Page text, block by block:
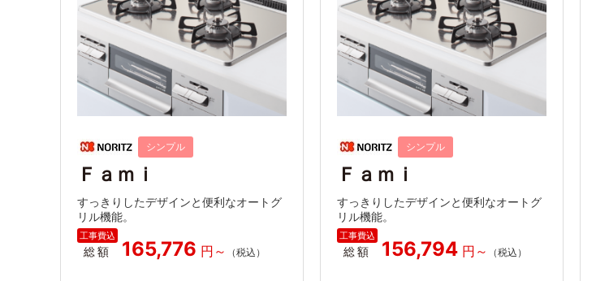
シンプル
Ｆａｍｉ
すっきりしたデザインと便利なオートグ
リル機能。
総額 165,776
シンプル
Ｆａｍｉ
すっきりしたデザインと便利なオートグ
リル機能。
総額 156,794